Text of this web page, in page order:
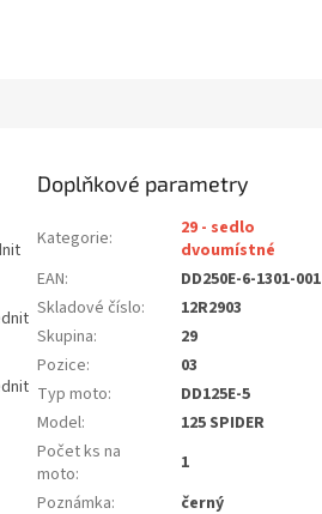
Doplňkové parametry
Kategorie:
29 - sedlo
dvoumístné
EAN:
DD250E-6-1301-001
Skladové číslo:
12R2903
Skupina:
29
Pozice:
03
Typ moto:
DD125E-5
Model:
125 SPIDER
Počet ks na
moto:
1
Poznámka: černý